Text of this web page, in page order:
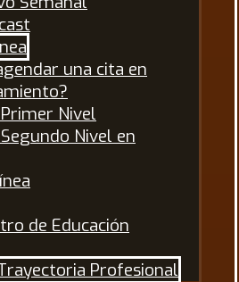
una cita en
Nivel
Nivel en
de Educación
Profesional